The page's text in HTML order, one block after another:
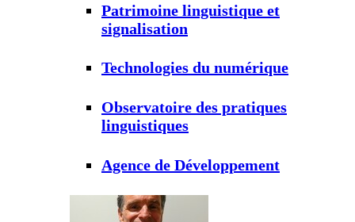
Patrimoine linguistique et
signalisation
Technologies du numérique
Observatoire des pratiques
linguistiques
Agence de Développement